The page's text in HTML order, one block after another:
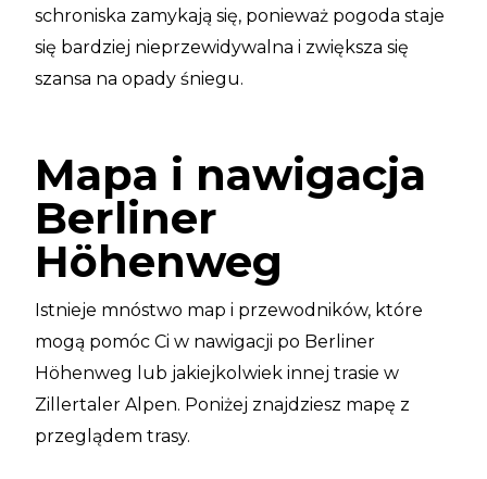
schroniska zamykają się, ponieważ pogoda staje
się bardziej nieprzewidywalna i zwiększa się
szansa na opady śniegu.
Mapa i nawigacja
Berliner
Höhenweg
Istnieje mnóstwo map i przewodników, które
mogą pomóc Ci w nawigacji po Berliner
Höhenweg lub jakiejkolwiek innej trasie w
Zillertaler Alpen. Poniżej znajdziesz mapę z
przeglądem trasy.